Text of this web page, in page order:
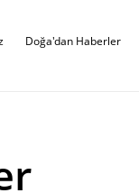
Doğa'dan Haberler